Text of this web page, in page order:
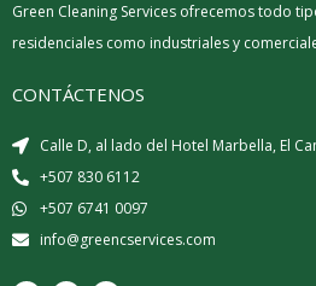
Green Cleaning Services ofrecemos todo
residenciales como industriales y
CONTÁCTENOS
Calle D, al lado del Hotel Marbella, El
+507 830 6112
+507 6741 0097
info@greencservices.com